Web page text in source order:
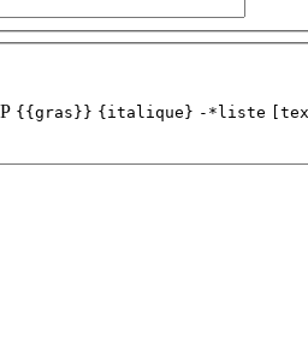
{{gras}} {italique} -*liste